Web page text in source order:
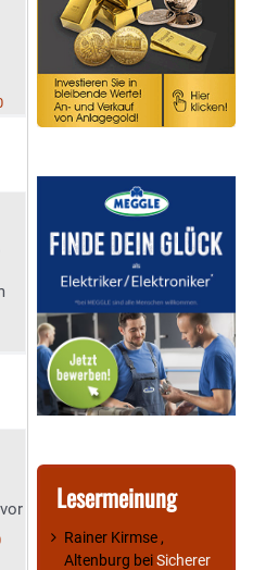
Lesermeinung
Rainer Kirmse ,
Altenburg beiSicherer